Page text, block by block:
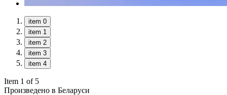
item 0
item 1
item 2
item 3
item 4
Item 1 of 5
Произведено в Беларуси